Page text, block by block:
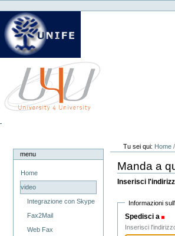
ai
contenuti.
Salta
Strumenti
personali
menu
Home
video
Integrazione con Skype
Fax2Mail
Web Fax
Tu sei qui: Home
Manda a
Inserisci
Informazioni
Spedisci a
Inserisci